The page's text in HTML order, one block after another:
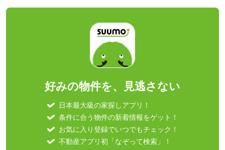
好みの物件を、見逃さない
日本最大級の家探しアプリ！
条件に合う物件の新着情報をゲット！
お気に入り登録でいつでもチェック！
不動産アプリ初「なぞって検索」！